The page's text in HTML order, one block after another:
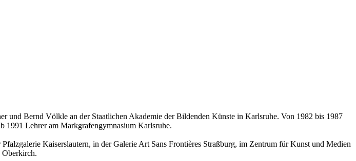
und Bernd Völkle an der Staatlichen Akademie der Bildenden Künste in Karlsruhe. Von 1982 bis 1987
1991 Lehrer am Markgrafengymnasium Karlsruhe.
Kaiserslautern, in der Galerie Art Sans Frontières Straßburg, im Zentrum für Kunst und Medien
Oberkirch.